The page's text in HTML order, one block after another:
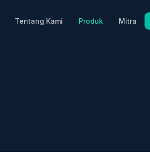
Tentang Kami Produk Mitra